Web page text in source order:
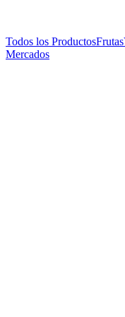
Todos los ProductosFrutas
Mercados